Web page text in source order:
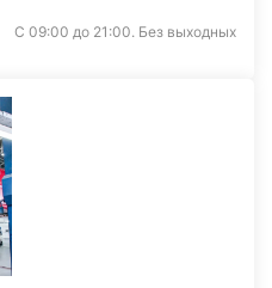
С 09:00 до 21:00. Без выходных